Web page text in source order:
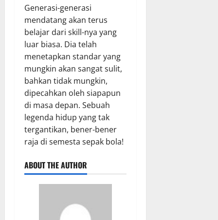
Generasi-generasi
mendatang akan terus
belajar dari skill-nya yang
luar biasa. Dia telah
menetapkan standar yang
mungkin akan sangat sulit,
bahkan tidak mungkin,
dipecahkan oleh siapapun
di masa depan. Sebuah
legenda hidup yang tak
tergantikan, bener-bener
raja di semesta sepak bola!
ABOUT THE AUTHOR